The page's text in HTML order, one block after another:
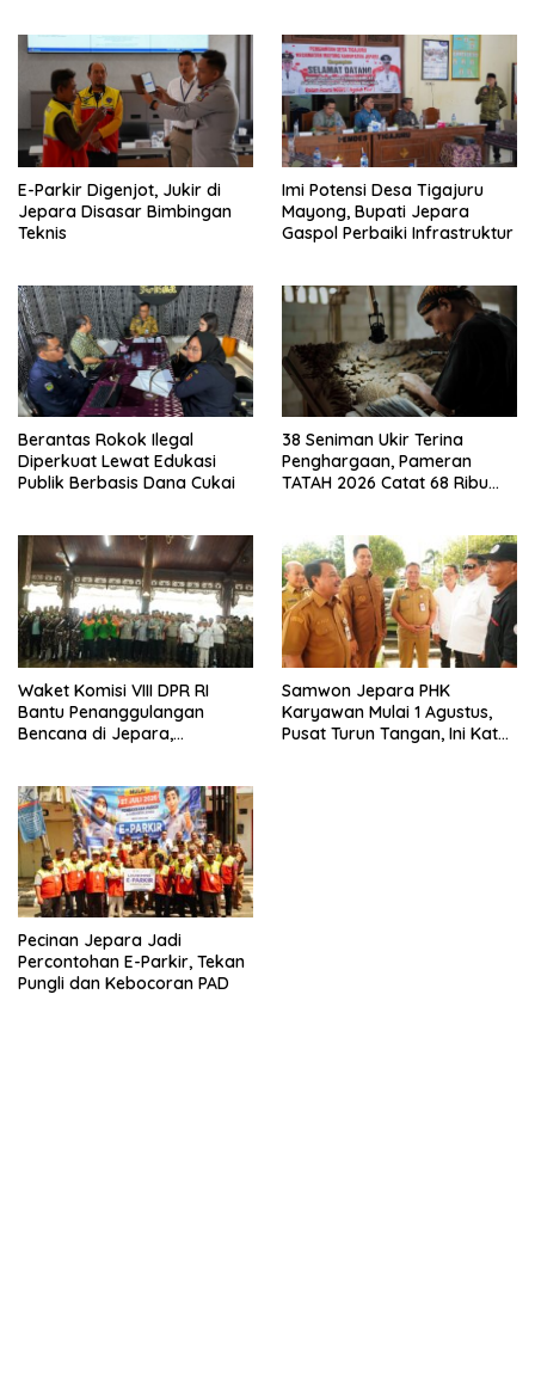
E-Parkir Digenjot, Jukir di
Jepara Disasar Bimbingan
Teknis
Imi Potensi Desa Tigajuru
Mayong, Bupati Jepara
Gaspol Perbaiki Infrastruktur
Berantas Rokok Ilegal
Diperkuat Lewat Edukasi
Publik Berbasis Dana Cukai
38 Seniman Ukir Terina
Penghargaan, Pameran
TATAH 2026 Catat 68 Ribu
Waket Komisi VIII DPR RI
Bantu Penanggulangan
Bencana di Jepara,
Samwon Jepara PHK
Karyawan Mulai 1 Agustus,
Pusat Turun Tangan, Ini Kata
Pecinan Jepara Jadi
Percontohan E-Parkir, Tekan
Pungli dan Kebocoran PAD